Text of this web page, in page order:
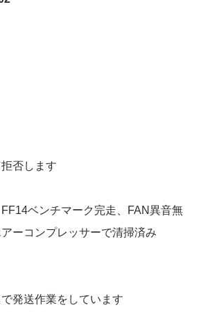
否します
ベンチマーク完走、FAN異音無
ーコンプレッサーで清掃済み
発送作業をしています